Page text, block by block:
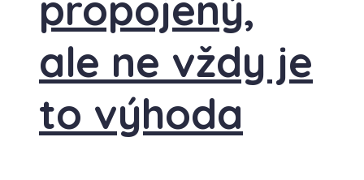
ale ne vždy je
to výhoda